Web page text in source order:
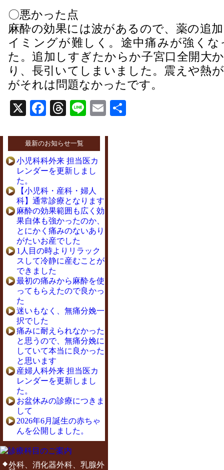
〇悪かった点
麻酔の効果には波があるので、薬の追
イミングが難しく。途中痛みが強く
た。追加しすぎたからか子宮口全開大
り、長引いてしまいました。震えや熱
がそれは問題なかったです。
X Facebook
Threads
LineEmail
最新のお知らせ一覧
小児科科外来 担当医カ
レンダーを更新しまし
た。
【小児科・産科・婦人
科】通常診療となります
麻酔の効果範囲も広く効
果自体も強かったのか、
とにかく痛みのないあり
がたいお産でした
1人目の時よりリラック
スして冷静に産むことが
できました
最初の痛みから麻酔を使
ってもらえたので良かっ
た
迷いもなく、無痛分娩一
択でした
痛みに耐えられなかった
と思うので、無痛分娩に
していて本当に良かった
と思います
産婦人科外来 担当医カ
レンダーを更新しまし
た。
お盆休みの診療につきま
して
2026年6月誕生の赤ちゃ
んを公開しました。
外科、消化器外科、乳腺外